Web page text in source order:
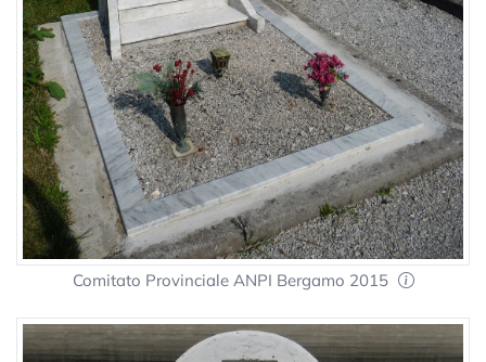
Comitato Provinciale ANPI Bergamo 2015